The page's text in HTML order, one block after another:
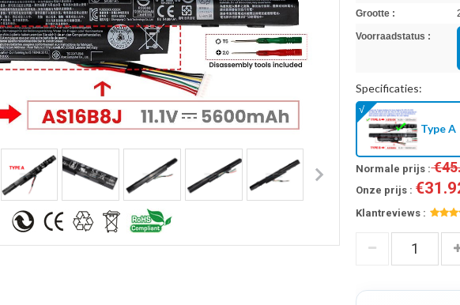
Grootte :
Voorraadstatus :
Specificaties:
Type A
Normale prijs :
Onze prijs :
Klantreviews :